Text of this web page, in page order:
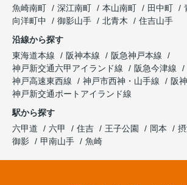
魚崎南町
深江南町 本山南町 田中町
向洋町中
御影山手 北青木
住吉山手
沿線から探す
東海道本線
阪神本線
阪急神戸本線
神戸新交通六甲アイランド線
阪急今津線
神戸高速東西線
神戸市西神・山手線
阪
神戸新交通ポートアイランド線
駅から探す
六甲道
六甲 住吉 王子公園 岡本
御影
甲南山手 魚崎